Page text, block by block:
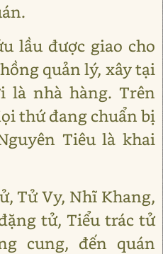
lầu được giao cho
quản lý, xây tại
là nhà hàng. Trên
thứ đang chuẩn bị
Tiêu là khai
Tử Vy, Nhĩ Khang,
tử, Tiểu trác tử
cung, đến quán